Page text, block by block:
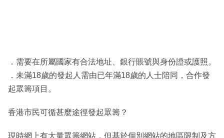
．需要在所屬國家有合法地址、銀行賬號與身份證或護照。
．未滿18歲的發起人需由已年滿18歲的人士陪同，合作發
起眾籌項目。
香港市民可循甚麼途徑發起眾籌？
現時網上有大量眾籌網站，但基於個別網站的地區限制及方